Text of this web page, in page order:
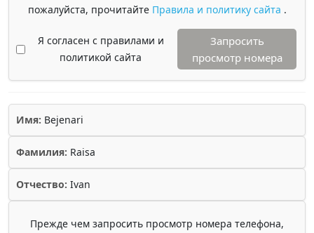
пожалуйста, прочитайте Правила и политику сайта .
Я согласен с правилами и
политикой сайта
Запросить
просмотр номера
Имя: Bejenari
Фамилия: Raisa
Отчество: Ivan
Прежде чем запросить просмотр номера телефона,